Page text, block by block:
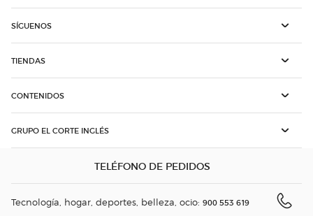
SÍGUENOS
TIENDAS
CONTENIDOS
GRUPO EL CORTE INGLÉS
TELÉFONO DE PEDIDOS
Tecnología, hogar, deportes, belleza, ocio: 900 553 619